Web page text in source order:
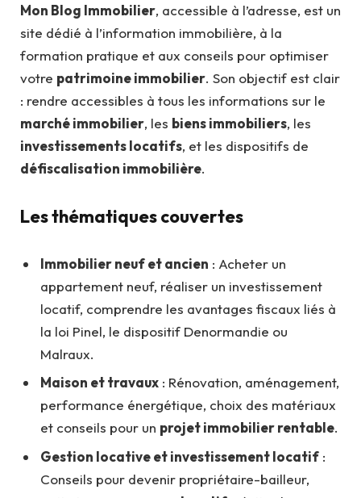
Mon Blog Immobilier, accessible à l’adresse, est un
site dédié à l’information immobilière, à la
formation pratique et aux conseils pour optimiser
votre patrimoine immobilier. Son objectif est clair
: rendre accessibles à tous les informations sur le
marché immobilier, les biens immobiliers, les
investissements locatifs, et les dispositifs de
défiscalisation immobilière.
Les thématiques couvertes
Immobilier neuf et ancien : Acheter un
appartement neuf, réaliser un investissement
locatif, comprendre les avantages fiscaux liés à
la loi Pinel, le dispositif Denormandie ou
Malraux.
Maison et travaux : Rénovation, aménagement,
performance énergétique, choix des matériaux
et conseils pour un projet immobilier rentable.
Gestion locative et investissement locatif :
Conseils pour devenir propriétaire-bailleur,